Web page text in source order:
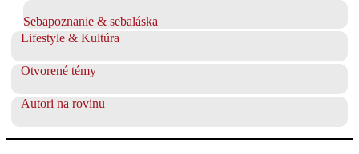
Sebapoznanie & sebaláska
Lifestyle & Kultúra
Otvorené témy
Autori na rovinu